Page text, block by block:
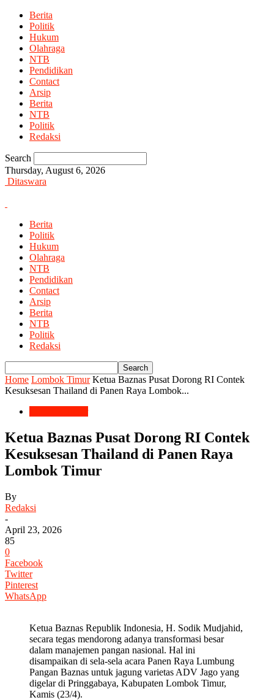
Berita
Politik
Hukum
Olahraga
NTB
Pendidikan
Contact
Arsip
Berita
NTB
Politik
Redaksi
Search
Thursday, August 6, 2026
Ditaswara
Berita
Politik
Hukum
Olahraga
NTB
Pendidikan
Contact
Arsip
Berita
NTB
Politik
Redaksi
Home Lombok Timur Ketua Baznas Pusat Dorong RI Contek
Kesuksesan Thailand di Panen Raya Lombok...
Ketua Baznas Pusat Dorong RI Contek
Kesuksesan Thailand di Panen Raya
Lombok Timur
By
Redaksi
-
April 23, 2026
85
0
Facebook
Twitter
Pinterest
WhatsApp
Ketua Baznas Republik Indonesia, H. Sodik Mudjahid,
secara tegas mendorong adanya transformasi besar
dalam manajemen pangan nasional. Hal ini
disampaikan di sela-sela acara Panen Raya Lumbung
Pangan Baznas untuk jagung varietas ADV Jago yang
digelar di Pringgabaya, Kabupaten Lombok Timur,
Kamis (23/4).